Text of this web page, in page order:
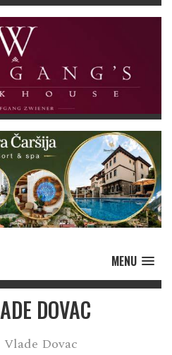
MENU
DOVAC
Vlade Dovac